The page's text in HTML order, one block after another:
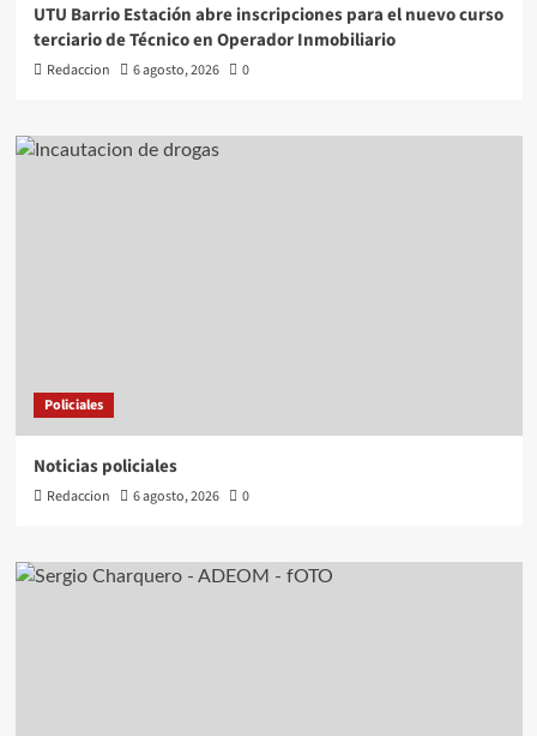
UTU Barrio Estación abre inscripciones para el nuevo curso
terciario de Técnico en Operador Inmobiliario
Redaccion 6 agosto, 2026 0
Policiales
Noticias policiales
Redaccion 6 agosto, 2026 0